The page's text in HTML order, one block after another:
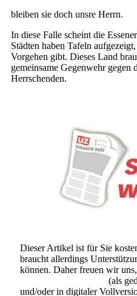
bleiben sie doch unsre Herrn.
In diese Falle scheint die
Städten haben Tafeln
Vorgehen gibt. Dieses Land
gemeinsame Gegenwehr gegen
Herrschenden.
Dieser Artikel ist für Sie
braucht allerdings
können. Daher freuen wir
(als
und/oder in digitaler